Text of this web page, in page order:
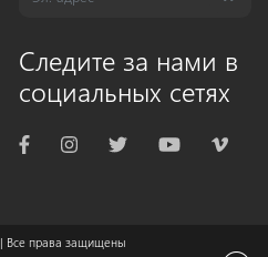
Следите за нами в
социальных сетях
| Все права защищены